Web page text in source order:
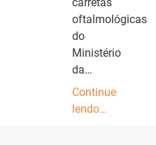
oftalmológicas
do
Ministério
da…
Continue
lendo…